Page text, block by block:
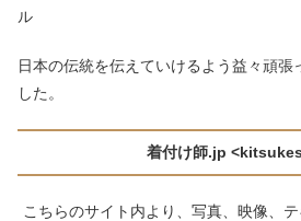
ル
日本の伝統を伝えていけるよう益々頑張
した。
着付け師.jp
こちらのサイト内より、写真、映像、